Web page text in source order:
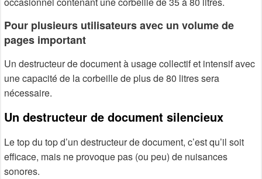
Pour plusieurs utilisateurs avec un volume de
pages important
Un destructeur de document à usage collectif et intensif avec
une capacité de la corbeille de plus de 80 litres sera
nécessaire.
Un destructeur de document silencieux
Le top du top d’un destructeur de document, c’est qu’il soit
efficace, mais ne provoque pas (ou peu) de nuisances
sonores.